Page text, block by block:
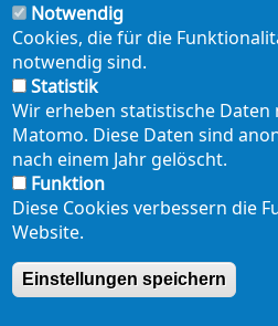
PDF ERZEUGEN
teilen mail
Footer
mobil
NEWSLETTER PRESSE
Notwendig
Cookies, die für die
notwendig sind.
Statistik
Wir erheben statistische
Matomo. Diese Daten sind
nach einem Jahr gelöscht.
Funktion
Diese Cookies verbessern die
Website.
Einstellungen speichern